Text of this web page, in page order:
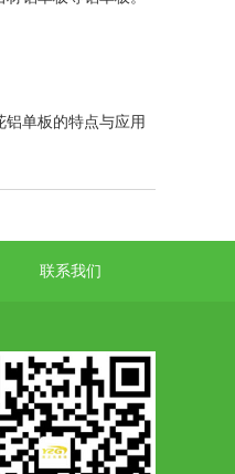
铝单板的特点与应用
联系我们